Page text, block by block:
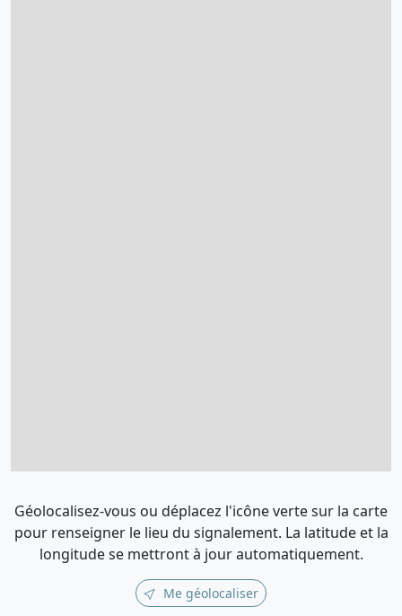
Géolocalisez-vous ou déplacez l'icône verte sur la carte
pour renseigner le lieu du signalement. La latitude et la
longitude se mettront à jour automatiquement.
Me géolocaliser